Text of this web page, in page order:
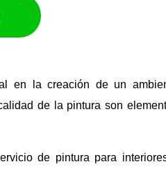
en la creación de un
de la pintura son
de pintura para